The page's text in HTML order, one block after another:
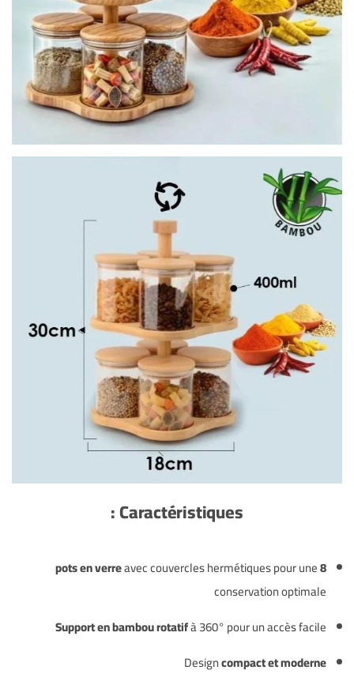
Caractéristiques :
8 pots en verre
avec couvercles hermétiques pour une
conservation optimale
Support en bambou rotatifà 360° pour un accès facile
Designcompact et moderne